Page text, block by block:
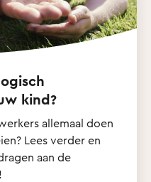
kind?
allemaal doen
Lees verder en
aan de